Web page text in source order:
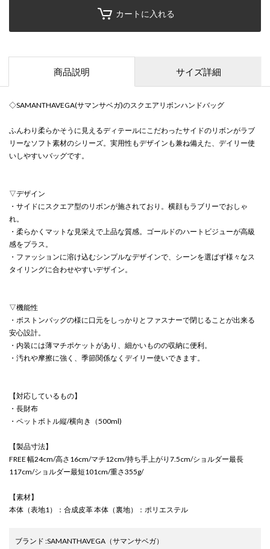
カートに入れる
商品説明 サイズ詳細
◇SAMANTHAVEGA(サマンサベガ)のスクエアリボンハンドバッグ
ふんわり柔らかそうに見えるディテールにこだわったサイドのリボンがラブ
リーなソフト素材のシリーズ。実用性もデザインも兼ね備えた、デイリー使
いしやすいバッグです。
▽デザイン
・サイドにスクエア型のリボンが施されており。横顔もラブリーでおしゃ
れ。
・柔らかくマットな見栄えで上品な質感。ゴールドのハートビジューが高級
感をプラス。
・ファッションに溶け込むシンプルなデザインで、シーンを選ばず様々なス
タイリングに合わせやすいデザイン。
▽機能性
・ボストンバッグの様に口元をしっかりとファスナーで閉じることが出来る
安心設計。
・内装には薄マチポケットがあり、細かいものの収納に便利。
・汚れや摩擦に強く、季節関係なくデイリー使いできます。
【対応しているもの】
・長財布
・ペットボトル縦/横向き（500ml)
【製品寸法】
FREE 幅24cm/高さ16cm/マチ12cm/持ち手上がり7.5cm/ショルダー最長
117cm/ショルダー最短101cm/重さ355g/
【素材】
本体（表地1）：合成皮革 本体（裏地）：ポリエステル
ブランド :SAMANTHAVEGA （サマンサベガ）